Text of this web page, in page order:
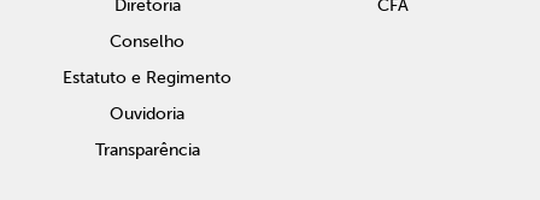
Diretoria
Conselho
Estatuto e Regimento
Ouvidoria
Transparência
CFA